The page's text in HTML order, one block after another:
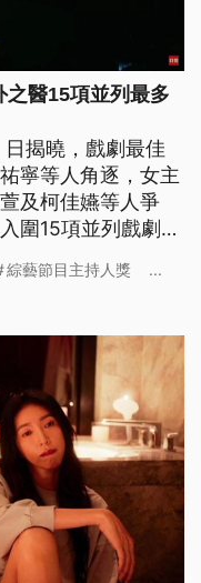
醫15項並列最多
揭曉，戲劇最佳
寧等人角逐，女主
及柯佳嬿等人爭
圍15項並列戲劇節
例為90%。
綜藝節目主持人獎 ...